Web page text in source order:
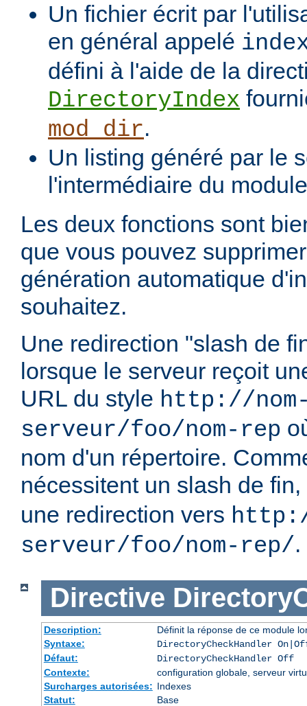
Un fichier écrit par
en général appelé
défini à l'aide de la
DirectoryIndex
mod_dir.
Un listing généré par le
l'intermédiaire du
Les deux fonctions sont
que vous pouvez
génération automatique
souhaitez.
Une redirection "slash de
lorsque le serveur reçoit
URL du style http://
serveur/foo/nom-rep
nom d'un répertoire.
nécessitent un slash de fin,
une redirection vers
serveur/foo/nom-rep/.
Directive
Description:
Définit la réponse de ce module
Syntaxe:
DirectoryCheckHandler
Défaut:
DirectoryCheckHandler Off
Contexte:
configuration globale, serveur
Surcharges autorisées: Indexes
Statut:
Base